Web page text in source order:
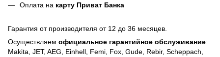
Оплата на карту Приват Банка
Гарантия от производителя от 12 до 36 месяцев.
Осуществляем официальное гарантийное обслуживание:
Makita, JET, AEG, Einhell, Femi, Fox, Gude, Rebir, Scheppach,